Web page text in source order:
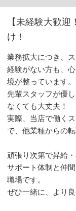
【未経験大歓
け！
業務拡大につき、
経験がない方も、
境が整っています。
先輩スタッフが優
なくても大丈夫！
実際、当店で働く
で、他業種からの
頑張り次第で昇給
サポート体制と仲
職場です。
ぜひ一緒に、より